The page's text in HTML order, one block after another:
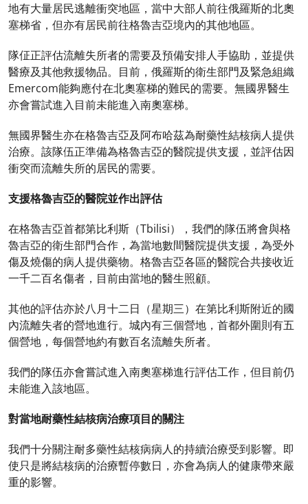
地有大量居民逃離衝突地區，當中大部人前往俄羅斯的北奧
塞梯省，但亦有居民前往格魯吉亞境內的其他地區。
隊佂正評估流離失所者的需要及預備安排人手協助，並提供
醫療及其他救援物品。目前，俄羅斯的衛生部門及緊急組織
Emercom能夠應付在北奧塞梯的難民的需要。無國界醫生
亦會嘗試進入目前未能進入南奧塞梯。
無國界醫生亦在格魯吉亞及阿布哈茲為耐藥性結核病人提供
治療。該隊伍正準備為格魯吉亞的醫院提供支援，並評估因
衝突而流離失所的居民的需要。
支援格魯吉亞的醫院並作出評估
在格魯吉亞首都第比利斯（Tbilisi），我們的隊伍將會與格
魯吉亞的衛生部門合作，為當地數間醫院提供支援，為受外
傷及燒傷的病人提供藥物。格魯吉亞各區的醫院合共接收近
一千二百名傷者，目前由當地的醫生照顧。
其他的評估亦於八月十二日（星期三）在第比利斯附近的國
內流離失者的營地進行。城內有三個營地，首都外圍則有五
個營地，每個營地約有數百名流離失所者。
我們的隊伍亦會嘗試進入南奧塞梯進行評估工作，但目前仍
未能進入該地區。
對當地耐藥性結核病治療項目的關注
我們十分關注耐多藥性結核病病人的持續治療受到影響。即
使只是將結核病的治療暫停數日，亦會為病人的健康帶來嚴
重的影響。